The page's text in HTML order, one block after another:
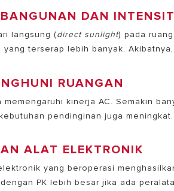
DAN
langsung (direct sunlight) pada
yang terserap lebih banyak.
RUANGAN
memengaruhi kinerja AC. Semakin
pendinginan juga meningkat.
ALAT ELEKTRONIK
yang beroperasi
PK lebih besar jika ada